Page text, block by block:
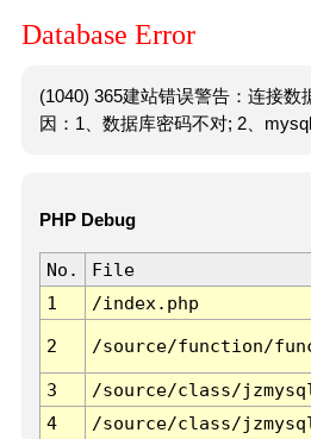
Database Error
(1040) 365建站错误警告：连接数
因：1、数据库密码不对; 2、mysql
PHP Debug
No. File
1
/index.php
2 /source/function/
3 /source/class/
4
/source/class/